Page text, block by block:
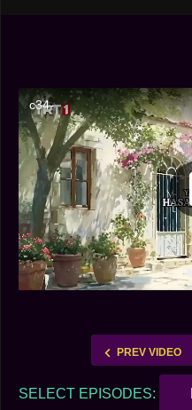
PREV VIDEO
SELECT EPISODES: